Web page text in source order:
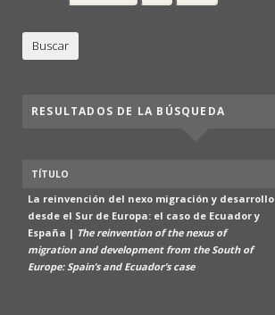
RESULTADOS DE LA BÚSQUEDA
TÍTULO
La reinvención del nexo migración y desarrollo
desde el Sur de Europa: el caso de Ecuador y
España | The reinvention of the nexus of
migration and development from the South of
Europe: Spain’s and Ecuador’s case